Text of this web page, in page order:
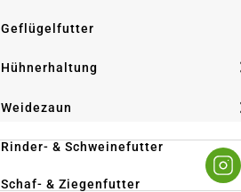
Geflügelfutter
Hühnerhaltung
Weidezaun
Rinder- & Schweinefutter
Schaf- & Ziegenfutter